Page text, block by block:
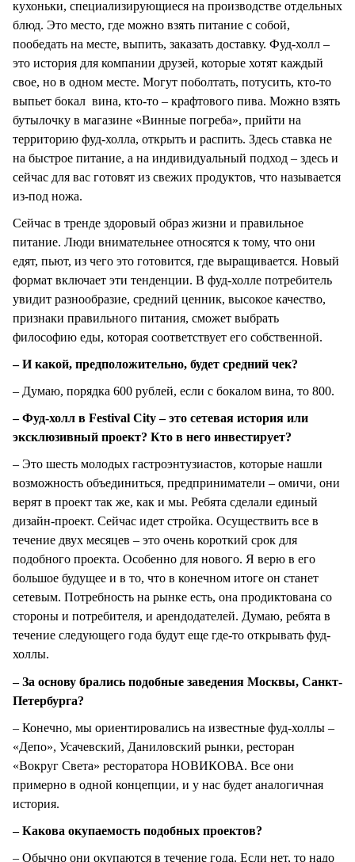
кухоньки, специализирующиеся на производстве отдельных
блюд. Это место, где можно взять питание с собой,
пообедать на месте, выпить, заказать доставку. Фуд-холл –
это история для компании друзей, которые хотят каждый
свое, но в одном месте. Могут поболтать, потусить, кто-то
выпьет бокал вина, кто-то – крафтового пива. Можно взять
бутылочку в магазине «Винные погреба», прийти на
территорию фуд-холла, открыть и распить. Здесь ставка не
на быстрое питание, а на индивидуальный подход – здесь и
сейчас для вас готовят из свежих продуктов, что называется
из-под ножа.
Сейчас в тренде здоровый образ жизни и правильное
питание. Люди внимательнее относятся к тому, что они
едят, пьют, из чего это готовится, где выращивается. Новый
формат включает эти тенденции. В фуд-холле потребитель
увидит разнообразие, средний ценник, высокое качество,
признаки правильного питания, сможет выбрать
философию еды, которая соответствует его собственной.
– И какой, предположительно, будет средний чек?
– Думаю, порядка 600 рублей, если с бокалом вина, то 800.
– Фуд-холл в Festival City – это сетевая история или
эксклюзивный проект? Кто в него инвестирует?
– Это шесть молодых гастроэнтузиастов, которые нашли
возможность объединиться, предприниматели – омичи, они
верят в проект так же, как и мы. Ребята сделали единый
дизайн-проект. Сейчас идет стройка. Осуществить все в
течение двух месяцев – это очень короткий срок для
подобного проекта. Особенно для нового. Я верю в его
большое будущее и в то, что в конечном итоге он станет
сетевым. Потребность на рынке есть, она продиктована со
стороны и потребителя, и арендодателей. Думаю, ребята в
течение следующего года будут еще где-то открывать фуд-
холлы.
– За основу брались подобные заведения Москвы, Санкт-
Петербурга?
– Конечно, мы ориентировались на известные фуд-холлы –
«Депо», Усачевский, Даниловский рынки, ресторан
«Вокруг Света» ресторатора НОВИКОВА. Все они
примерно в одной концепции, и у нас будет аналогичная
история.
– Какова окупаемость подобных проектов?
– Обычно они окупаются в течение года. Если нет, то надо